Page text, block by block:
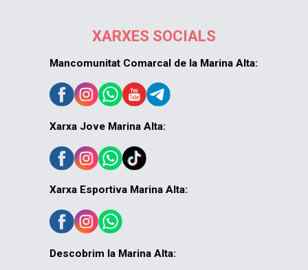
XARXES SOCIALS
Mancomunitat Comarcal de la Marina Alta:
Xarxa Jove Marina Alta:
Xarxa Esportiva Marina Alta:
Descobrim la Marina Alta: